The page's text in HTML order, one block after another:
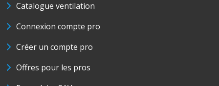
Catalogue ventilation
Connexion compte pro
Créer un compte pro
Offres pour les pros